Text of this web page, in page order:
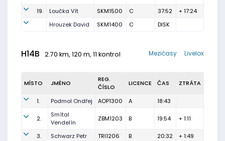
19.
Loučka Vít SKM1500 C 37:52
+ 17:24
Hrouzek David
SKM1400 C DISK
H14B 2.70 km, 120 m, 11 kontrol Livelox
Mezičasy
MÍSTO JMÉNO
REG.
ČÍSLO
LICENCE ČAS ZTRÁTA
1. Podmol Ondřej AOP1300 A 18:43
2.
Smítal
Vendelín
ZBM1203 B 19:54 + 1:11
3. Schwarz Petr TRI1206 B 20:32 + 1:49